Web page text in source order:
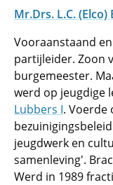
Mr.Drs. L.C.
Vooraanstaand
partijleider. Zoon
burgemeester.
werd op jeugdige
Lubbers I. Voerde
jeugdwerk en
samenleving'.
Werd in 1989